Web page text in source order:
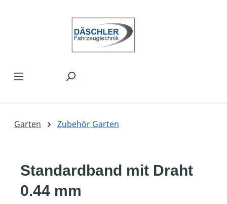
Garten Zubehör Garten
Standardband mit Draht
0.44 mm